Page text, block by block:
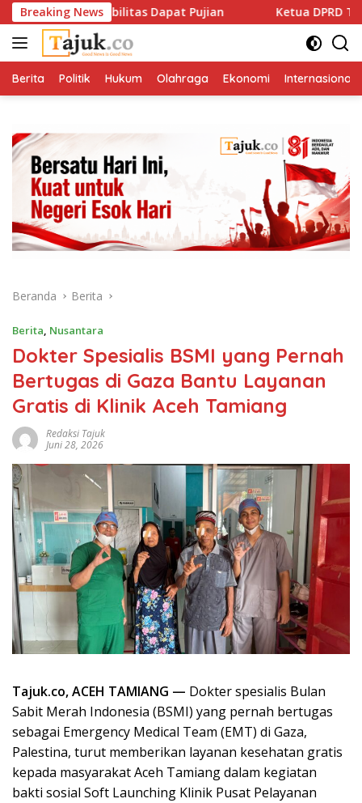
Langsung
ke
konten
Breaking News
Disabilitas Dapat Pujian Ketua DPRD Tekankan
Berita Politik Hukum Olahraga Ekonomi Internasional
Beranda Berita
Berita, Nusantara
Dokter Spesialis BSMI yang Pernah
Bertugas di Gaza Bantu Layanan
Gratis di Klinik Aceh Tamiang
Redaksi Tajuk
Juni 28, 2026
Tajuk.co, ACEH TAMIANG — Dokter spesialis Bulan
Sabit Merah Indonesia (BSMI) yang pernah bertugas
sebagai Emergency Medical Team (EMT) di Gaza,
Palestina, turut memberikan layanan kesehatan gratis
kepada masyarakat Aceh Tamiang dalam kegiatan
bakti sosial Soft Launching Klinik Pusat Pelayanan